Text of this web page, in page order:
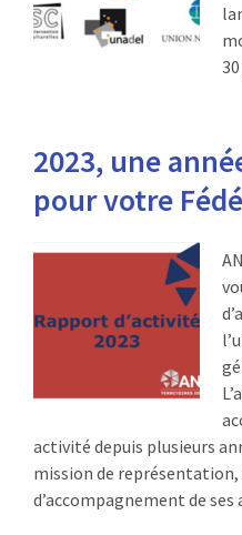
2023, une
pour votre
activité depuis plusieurs
mission de représentation,
d’accompagnement de ses